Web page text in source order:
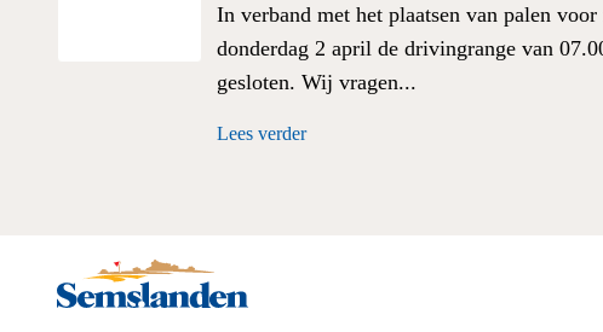
In verband met het plaatsen van palen
donderdag 2 april de drivingrange van
gesloten. Wij vragen...
Lees verder